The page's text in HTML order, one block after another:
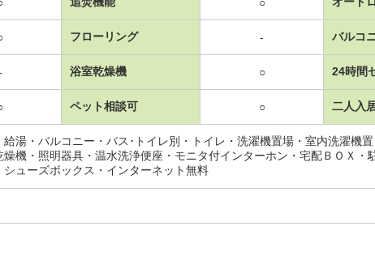
フローリング - バルコ
浴室乾燥機 ○ 24時間
ペット相談可 ○ 二人入
給湯・バルコニー・バス･トイレ別・トイレ・洗濯機置場・室内洗濯機
燥機・照明器具・温水洗浄便座・モニタ付インターホン・宅配ＢＯＸ・
シューズボックス・インターネット無料